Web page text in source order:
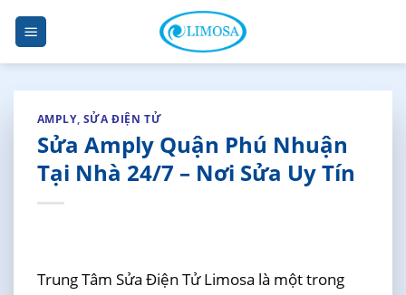
Skip
content
AMPLY, SỬA ĐIỆN TỬ
Sửa Amply Quận Phú Nhuận
Tại Nhà 24/7 – Nơi Sửa Uy Tín
Trung Tâm Sửa Điện Tử Limosa là một trong